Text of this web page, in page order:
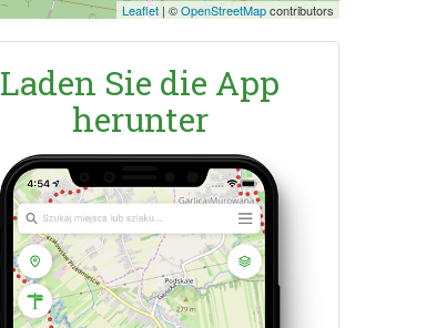
Leaflet | ©OpenStreetMapcontributors
Laden Sie die App
herunter